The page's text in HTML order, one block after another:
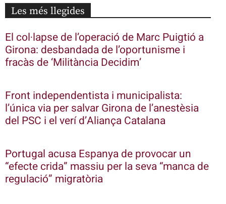
Les més llegides
El col·lapse de l’operació de Marc Puigtió a
Girona: desbandada de l’oportunisme i
fracàs de ‘Militància Decidim’
Front independentista i municipalista:
l’única via per salvar Girona de l’anestèsia
del PSC i el verí d’Aliança Catalana
Portugal acusa Espanya de provocar un
“efecte crida” massiu per la seva “manca de
regulació” migratòria